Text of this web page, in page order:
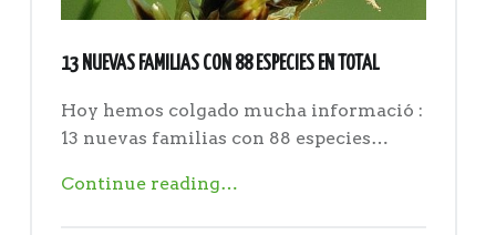
13 NUEVAS FAMILIAS CON 88 ESPECIES EN TOTAL
Hoy hemos colgado mucha informació :
13 nuevas familias con 88 especies…
Continue reading"13
…